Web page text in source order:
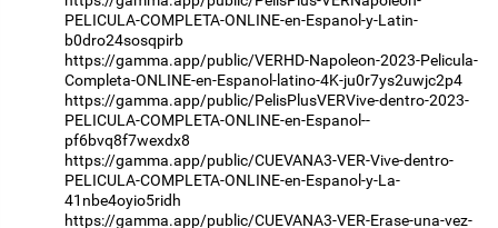
PELICULA-COMPLETA-ONLINE-en-Espanol-y-Latin-
b0dro24sosqpirb
https://gamma.app/public/VERHD-Napoleon-2023-Pelicula-
Completa-ONLINE-en-Espanol-latino-4K-ju0r7ys2uwjc2p4
https://gamma.app/public/PelisPlusVERVive-dentro-2023-
PELICULA-COMPLETA-ONLINE-en-Espanol--
pf6bvq8f7wexdx8
https://gamma.app/public/CUEVANA3-VER-Vive-dentro-
PELICULA-COMPLETA-ONLINE-en-Espanol-y-La-
41nbe4oyio5ridh
https://gamma.app/public/CUEVANA3-VER-Erase-una-vez-